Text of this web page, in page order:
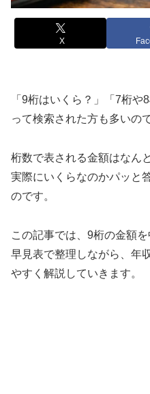
X
「9桁はいくら？」「7桁
って検索された方も多いの
桁数で表される金額はなん
実際にいくらなのかパッと
のです。
この記事では、9桁の金額
早見表で整理しながら、年
やすく解説していきます。